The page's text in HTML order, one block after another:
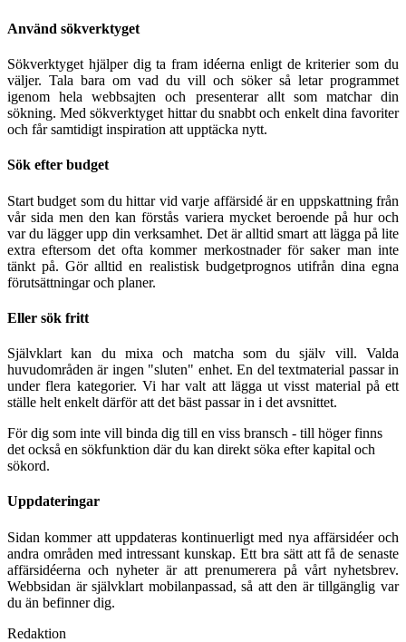
Använd sökverktyget
Sökverktyget hjälper dig ta fram idéerna enligt de kriterier som du
väljer. Tala bara om vad du vill och söker så letar programmet
igenom hela webbsajten och presenterar allt som matchar din
sökning. Med sökverktyget hittar du snabbt och enkelt dina favoriter
och får samtidigt inspiration att upptäcka nytt.
Sök efter budget
Start budget som du hittar vid varje affärsidé är en uppskattning från
vår sida men den kan förstås variera mycket beroende på hur och
var du lägger upp din verksamhet. Det är alltid smart att lägga på lite
extra eftersom det ofta kommer merkostnader för saker man inte
tänkt på. Gör alltid en realistisk budgetprognos utifrån dina egna
förutsättningar och planer.
Eller sök fritt
Självklart kan du mixa och matcha som du själv vill. Valda
huvudområden är ingen "sluten" enhet. En del textmaterial passar in
under flera kategorier. Vi har valt att lägga ut visst material på ett
ställe helt enkelt därför att det bäst passar in i det avsnittet.
För dig som inte vill binda dig till en viss bransch - till höger finns
det också en sökfunktion där du kan direkt söka efter kapital och
sökord.
Uppdateringar
Sidan kommer att uppdateras kontinuerligt med nya affärsidéer och
andra områden med intressant kunskap. Ett bra sätt att få de senaste
affärsidéerna och nyheter är att prenumerera på vårt nyhetsbrev.
Webbsidan är självklart mobilanpassad, så att den är tillgänglig var
du än befinner dig.
Redaktion